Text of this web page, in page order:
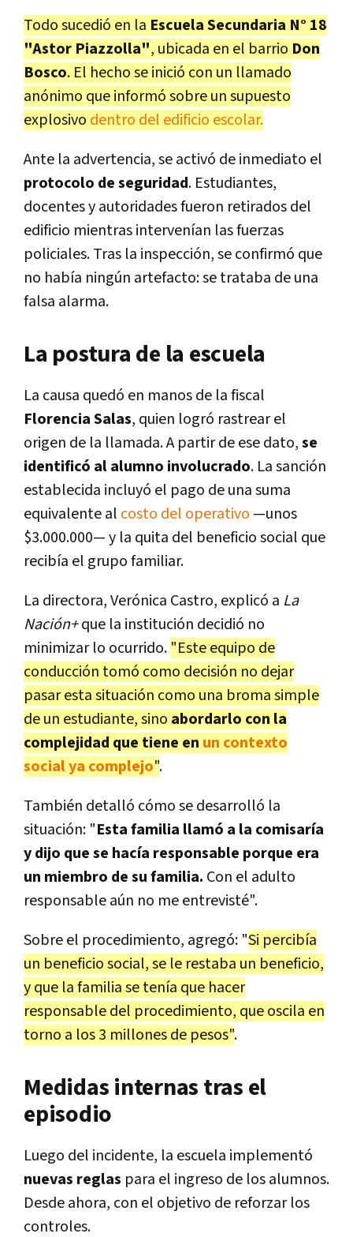
Todo sucedió en la Escuela Secundaria N° 18
"Astor Piazzolla", ubicada en el barrio Don
Bosco. El hecho se inició con un llamado
anónimo que informó sobre un supuesto
explosivo dentro del edificio escolar.
Ante la advertencia, se activó de inmediato el
protocolo de seguridad. Estudiantes,
docentes y autoridades fueron retirados del
edificio mientras intervenían las fuerzas
policiales. Tras la inspección, se confirmó que
no había ningún artefacto: se trataba de una
falsa alarma.
La postura de la escuela
La causa quedó en manos de la fiscal
Florencia Salas, quien logró rastrear el
origen de la llamada. A partir de ese dato,se
identificó al alumno involucrado. La sanción
establecida incluyó el pago de una suma
equivalente al costo del operativo —unos
$3.000.000— y la quita del beneficio social que
recibía el grupo familiar.
La directora, Verónica Castro, explicó a La
Nación+que la institución decidió no
minimizar lo ocurrido. "Este equipo de
conducción tomó como decisión no dejar
pasar esta situación como una broma simple
de un estudiante, sino abordarlo con la
complejidad que tiene en un contexto
social ya complejo".
También detalló cómo se desarrolló la
situación: "Esta familia llamó a la comisaría
y dijo que se hacía responsable porque era
un miembro de su familia. Con el adulto
responsable aún no me entrevisté".
Sobre el procedimiento, agregó: "Si percibía
un beneficio social, se le restaba un beneficio,
y que la familia se tenía que hacer
responsable del procedimiento, que oscila en
torno a los 3 millones de pesos".
Medidas internas tras el
episodio
Luego del incidente, la escuela implementó
nuevas reglas para el ingreso de los alumnos.
Desde ahora, con el objetivo de reforzar los
controles.